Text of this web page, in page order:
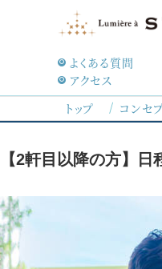
よくある質問
アクセス
トップ コンセ
【2軒目以降の方】